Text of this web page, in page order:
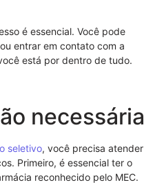
é essencial. Você pode
entrar em contato com a
está por dentro de tudo.
necessária
seletivo, você precisa atender
Primeiro, é essencial ter o
reconhecido pelo MEC.